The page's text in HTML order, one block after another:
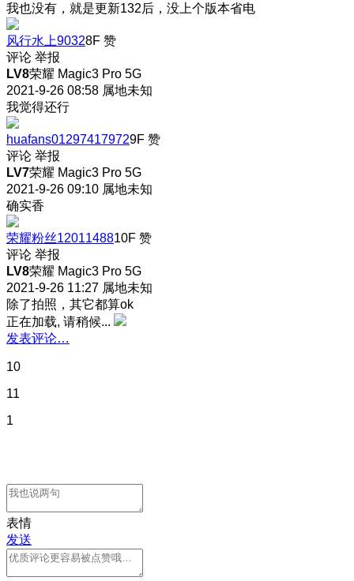
我也没有，就是更新132后，没上个版本省电
风行水上90328F 赞
评论 举报
LV8荣耀 Magic3 Pro 5G
2021-9-26 08:58 属地未知
我觉得还行
huafans012974179729F 赞
评论 举报
LV7荣耀 Magic3 Pro 5G
2021-9-26 09:10 属地未知
确实香
荣耀粉丝1201148810F 赞
评论 举报
LV8荣耀 Magic3 Pro 5G
2021-9-26 11:27 属地未知
除了拍照，其它都算ok
正在加载, 请稍候...
发表评论…
10
11
1
表情
发送